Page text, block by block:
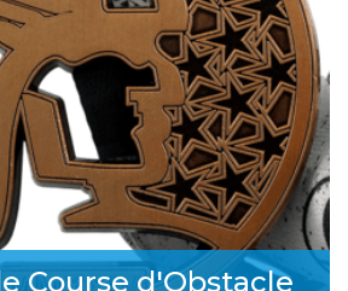
Course d'Obstacle